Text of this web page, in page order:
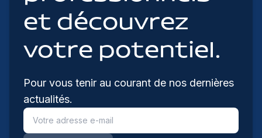
et découvrez
votre potentiel.
Pour vous tenir au courant de nos dernières
actualités.